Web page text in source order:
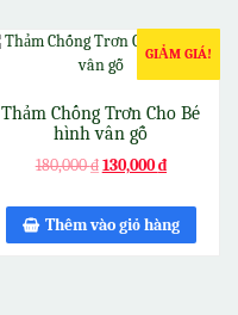
GIẢM GIÁ!
Thảm Chống Trơn Cho Bé
hình vân gỗ
180,000₫130,000₫
Thêm vào giỏ hàng